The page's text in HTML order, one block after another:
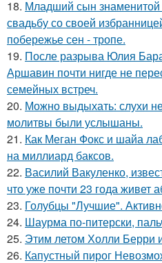
18. Младший сын
свадьбу со своей
побережье сен - тропе.
19. После разрыва Юлия
Аршавин почти нигде не
семейных встреч.
20. Можно выдыхать: слухи
молитвы были услышаны.
21. Как Меган Фокс и шайа
на миллиард баксов.
22. Василий Вакуленко,
что уже почти 23 года живет
23. Голубцы "Лучшие".
24. Шаурма по-питерски,
25. Этим летом Холли Берри
26. Капустный пирог